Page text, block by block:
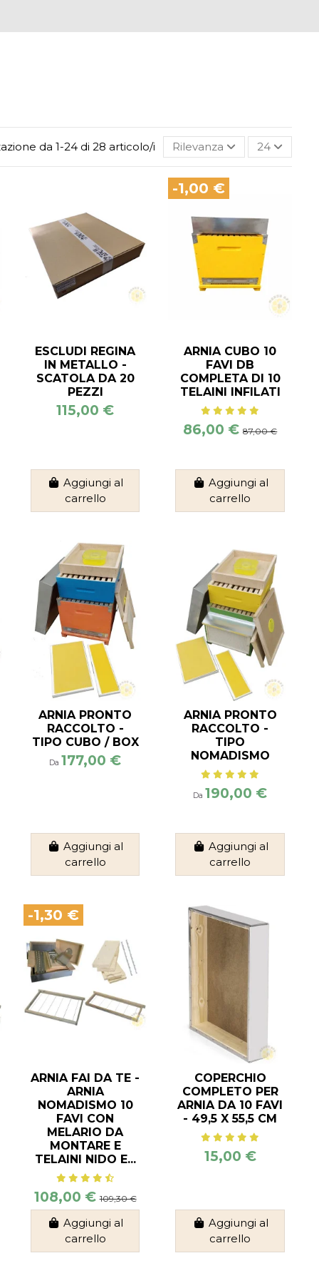
da 1-24 di 28 articolo/i Rilevanza 24
ESCLUDI REGINA
IN METALLO -
SCATOLA DA 20
PEZZI
115,00 €
Aggiungi al
carrello
-1,00 €
ARNIA CUBO 10
FAVI DB
COMPLETA DI 10
TELAINI INFILATI
86,00 €87,00 €
Aggiungi al
carrello
ARNIA PRONTO
RACCOLTO -
TIPO CUBO / BOX
Da 177,00 €
Aggiungi al
carrello
ARNIA PRONTO
RACCOLTO -
TIPO
NOMADISMO
Da 190,00 €
Aggiungi al
carrello
-1,30 €
ARNIA FAI DA TE -
ARNIA
NOMADISMO 10
FAVI CON
MELARIO DA
MONTARE E
TELAINI NIDO E...
108,00 €109,30 €
Aggiungi al
carrello
COPERCHIO
COMPLETO PER
ARNIA DA 10 FAVI
- 49,5 X 55,5 CM
15,00 €
Aggiungi al
carrello